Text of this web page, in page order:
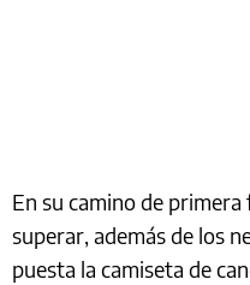
En su camino de
superar, además de los
puesta la camiseta de